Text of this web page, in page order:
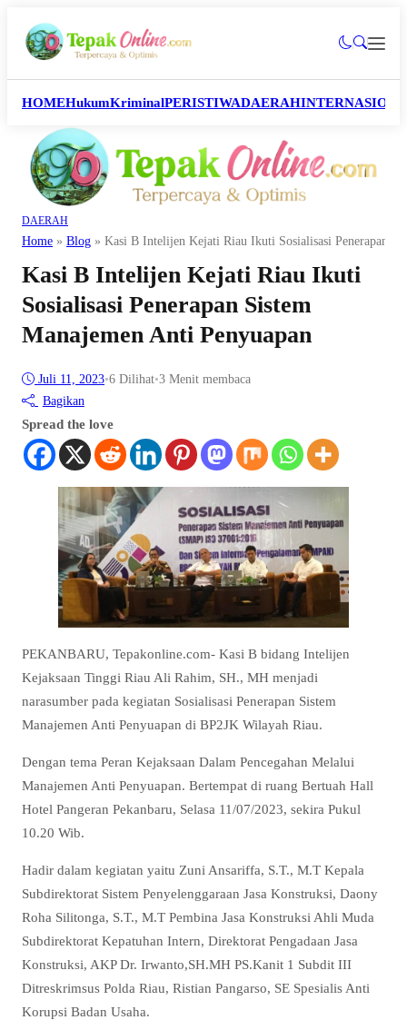
HOMEHukumKriminalPERISTIWADAERAH
DAERAH
Home » Blog » Kasi B Intelijen Kejati Riau Ikuti Sosialisasi Penerapan
Kasi B Intelijen Kejati Riau Ikuti
Sosialisasi Penerapan Sistem
Manajemen Anti Penyuapan
Juli 11, 2023•6 Dilihat•3 Menit membaca
Bagikan
Spread the love
PEKANBARU, Tepakonline.com- Kasi B bidang Intelijen
Kejaksaan Tinggi Riau Ali Rahim, SH., MH menjadi
narasumber pada kegiatan Sosialisasi Penerapan Sistem
Manajemen Anti Penyuapan di BP2JK Wilayah Riau.
Dengan tema Peran Kejaksaan Dalam Pencegahan Melalui
Manajemen Anti Penyuapan. Bertempat di ruang Bertuah Hall
Hotel Pangeran Pekanbaru, Selasa 11/07/2023, sekira Pukul
10.20 Wib.
Hadir dalam kegiatan yaitu Zuni Ansariffa, S.T., M.T Kepala
Subdirektorat Sistem Penyelenggaraan Jasa Konstruksi, Daony
Roha Silitonga, S.T., M.T Pembina Jasa Konstruksi Ahli Muda
Subdirektorat Kepatuhan Intern, Direktorat Pengadaan Jasa
Konstruksi, AKP Dr. Irwanto,SH.MH PS.Kanit 1 Subdit III
Ditreskrimsus Polda Riau, Ristian Pangarso, SE Spesialis Anti
Korupsi Badan Usaha.